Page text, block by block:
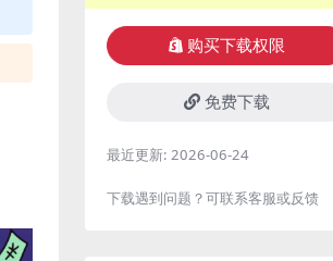
购买下载权限
免费下载
最近更新: 2026-06-24
下载遇到问题？可联系客服或反馈